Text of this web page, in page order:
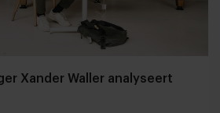
Xander Waller analyseert